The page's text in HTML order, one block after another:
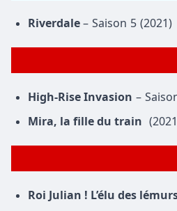
Riverdale – Saison 5 (2021)
High-Rise Invasion –
Mira, la fille du train
Roi Julian ! L’élu des